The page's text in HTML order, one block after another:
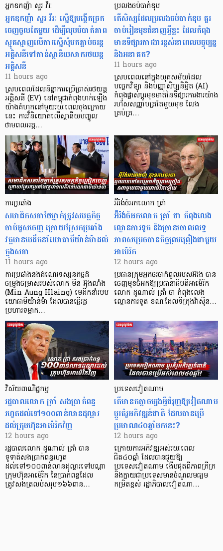
អ្នកឧកញ៉ា សួរ វីរៈ
អ្នកឧកញ៉ា សួរ វីរៈ ស្នើឱ្យបង្កើតច្រក
ចេញចូលតែមួយ ដើម្បីលុបបំបាត់ភាព
ស្មុគស្មាញលើការស្នើសុំបតភ្ជាប់ចរន្ត
អគ្គិសនីទៅកាន់ស្ថានីយសាករថយន្ត
អគ្គិសនី
11 hours ago
ស្របពេលដែលនិន្នាការប្រើប្រាស់រថយន្ត
អគ្គិសនី (EV) នៅកម្ពុជាកំពុងហក់ឡើង
យ៉ាងគំហុកនៅមួយរយៈពេលចុងក្រោយ
នេះ ការវិនិយោគលើស្ថានីយបញ្ចូល
ថាមពលអគ្គ…
ប្រលងចប់បាក់ឌុប
តើសិស្សដែលប្រលងចប់បាក់ឌុប គួរ
ចាប់រៀនមុខជំនាញអ្វីខ្លះ ដែលកំពុង
មានទីផ្សារការងារខ្ពស់នាពេលបច្ចុប្បន្ន
និងអនាគត?
11 hours ago
ស្របពេលនៅក្នុងយុគសម័យដែល
បច្ចេកវិទ្យា និងបញ្ញាសិប្បនិម្មិត (AI)
កំពុងផ្លាស់ប្តូរមុខមាត់នៃទីផ្សារការងារយ៉ាង
រហ័សសញ្ញាបត្រតែមួយមុខ លែង
គ្រប់គ្រ…
ការប្រឆាំង
សមាជិកសភាថៃម្នាក់ត្រូវសមត្ថកិច្ច
ចាប់អូសចេញ ក្រោយស្រែកប្រឆាំង
វត្តមានមេដឹកនាំយោធាមីយ៉ាន់ម៉ាដល់
ក្នុងសភា
11 hours ago
ការប្រឆាំងនឹងដំណើរទស្សនកិច្ចដ៏
ចម្រូងចម្រាសរបស់លោក មីន អ៊ុងលាំង
(Min Aung Hlaing) មេដឹកនាំរបប
យោធាមីយ៉ាន់ម៉ា ដែលបានធ្វើរដ្ឋ
ប្រហារទម្លាក…
អ៊ីរ៉ង់ចំអកលោក ត្រាំ
អ៊ីរ៉ង់ចំអកលោក ត្រាំ ថា កំពុងលេង
ល្ខោនការទូត និងច្រានចោលលទ្ធ
ភាពសម្រេចបានកិច្ចព្រមព្រៀងជាមួយ
អាម៉េរិក
12 hours ago
ប្រធានក្រុមអ្នកចរចាកំពូលរបស់អ៊ីរ៉ង់ បាន
ចេញមុខចំអកឱ្យប្រធានាធិបតីអាម៉េរិក
លោក ដូណាល់ ត្រាំ ថា កំពុងលេង
ល្ខោនការទូត ខណៈដែលទីក្រុងវ៉ាស៊ីន…
វិស័យ​ពាណិជ្ជកម្ម
រដ្ឋបាលលោក ត្រាំ សងប្រាក់ពន្ធ
រហូតដល់ទៅ១០០ពាន់លានដុល្លារ
ដល់ក្រុមហ៊ុនអាម៉េរិកវិញ
12 hours ago
រដ្ឋបាលលោក ដូណាល់ ត្រាំ បាន​
ទូទាត់សងប្រាក់ពន្ធរហូត
ដល់ទៅ១០០ពាន់លានដុល្លារទៅបណ្ដា
ក្រុមហ៊ុនអាម៉េរិក នៃប្រាក់ពន្ធដែល
ត្រូវសងត្រលប់សរុប១៦៦ពាន…
ប្រទេសវៀតណាម
តើមានកត្តាចម្បងអ្វីជំរុញឱ្យវៀតណាម
ប្តូរគំរូអភិវឌ្ឍន៍ជាតិ ដែលបានប្រើ
ប្រមាណ៤០ឆ្នាំមកនេះ?
12 hours ago
ក្រោយការអភិវឌ្ឍអស់រយៈពេល
ជិត៤០ឆ្នាំ ដែលបានជួយឱ្យ​
ប្រទេសវៀតណាម ងើប​ផុតពីភាពក្រីក្រ
និងក្លាយជាប្រទេសមានចំណូលមធ្យម
កម្រិតខ្ពស់ រដ្ឋាភិបាលវៀតណា…